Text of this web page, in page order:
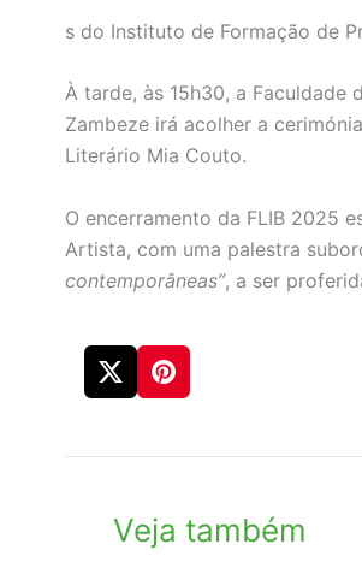
s do Instituto de Formação de
À tarde, às 15h30, a Faculdade
Zambeze irá acolher a
Literário Mia Couto.
O encerramento da FLIB 2025
Artista, com uma palestra
contemporâneas”, a ser
Veja também